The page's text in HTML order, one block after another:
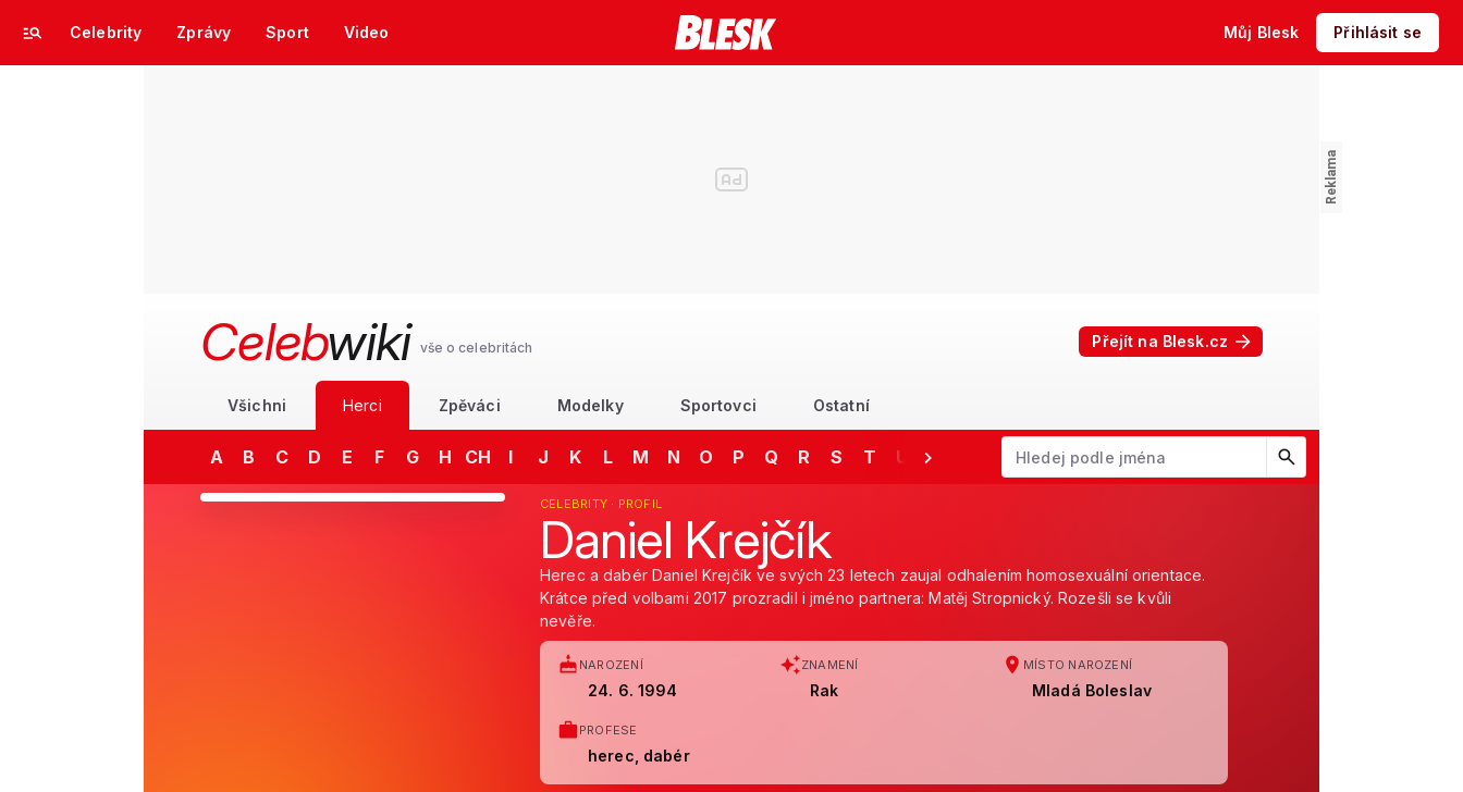
Celebrity Zprávy Sport Video Můj Blesk Přihlásit se
Celebwiki vše o celebritách Přejít na Blesk.cz
Všichni Herci Zpěváci Modelky Sportovci Ostatní
A B C D E F G H CH I J K L M N O P Q R S T U V Y Z
Začněte psát jméno. Šipkami dolů a nahoru procházejte návrhy,
CELEBRITY · PROFIL
Daniel Krejčík
Herec a dabér Daniel Krejčík ve svých 23 letech zaujal odhalením homosexuální orientace.
Krátce před volbami 2017 prozradil i jméno partnera: Matěj Stropnický. Rozešli se kvůli
nevěře.
NAROZENÍ
24. 6. 1994
ZNAMENÍ
Rak
MÍSTO NAROZENÍ
Mladá Boleslav
PROFESE
herec, dabér